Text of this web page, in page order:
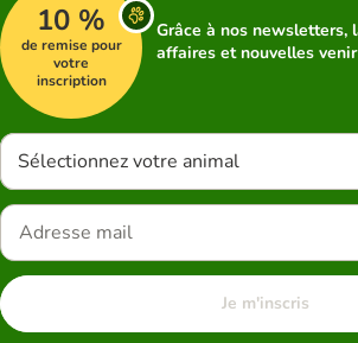
10 %
de remise pour
votre
inscription
Grâce à nos newsletters,
affaires et nouvelles
Sélectionnez votre animal
Je m'inscris